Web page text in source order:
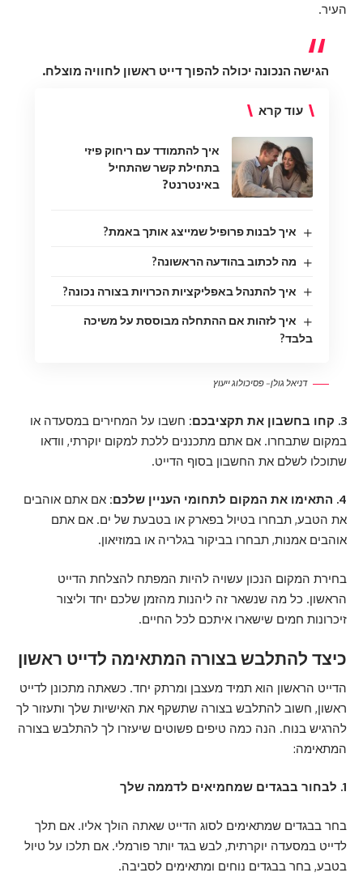
העיר.
הגישה הנכונה יכולה להפוך דייט ראשון לחוויה מוצלח.
עוד קרא
איך להתמודד עם ריחוק פיזי
בתחילת קשר שהתחיל
באינטרנט?
איך לבנות פרופיל שמייצג אותך באמת?
מה לכתוב בהודעה הראשונה?
איך להתנהל באפליקציות הכרויות בצורה נכונה?
איך לזהות אם ההתחלה מבוססת על משיכה
בלבד?
דניאל גולן – פסיכולוג ייעוץ
3. קחו בחשבון את תקציבכם:
חשבו על המחירים במסעדה או
במקום שתבחרו. אם אתם מתכננים ללכת למקום יוקרתי, וודאו
שתוכלו לשלם את החשבון בסוף הדייט.
4. התאימו את המקום לתחומי העניין שלכם:
אם אתם אוהבים
את הטבע, תבחרו בטיול בפארק או בטבעת של ים. אם אתם
אוהבים אמנות, תבחרו בביקור בגלריה או במוזיאון.
בחירת המקום הנכון עשויה להיות המפתח להצלחת הדייט
הראשון. כל מה שנשאר זה ליהנות מהזמן שלכם יחד וליצור
זיכרונות חמים שישארו איתכם לכל החיים.
כיצד להתלבש בצורה המתאימה לדייט ראשון
הדייט הראשון הוא תמיד מעצבן ומרתק יחד. כשאתה מתכונן לדייט
ראשון, חשוב להתלבש בצורה שתשקף את האישיות שלך ותעזור לך
להרגיש בנוח. הנה כמה טיפים פשוטים שיעזרו לך להתלבש בצורה
המתאימה:
1. לבחור בבגדים שמחמיאים לדממה שלך
בחר בבגדים שמתאימים לסוג הדייט שאתה הולך אליו. אם תלך
לדייט במסעדה יוקרתית, לבש בגד יותר פורמלי. אם תלכו על טיול
בטבע, בחר בבגדים נוחים ומתאימים לסביבה.